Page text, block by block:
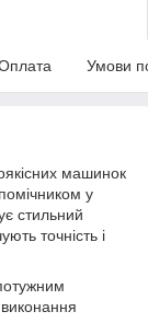
Умови
машинок
у
стильний
точність і